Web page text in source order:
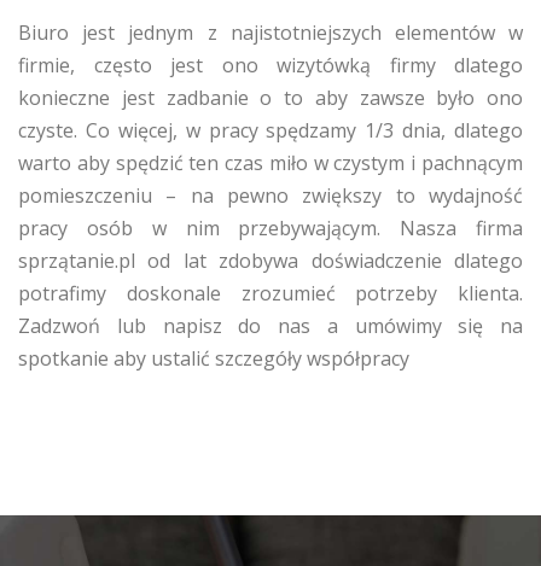
Biuro jest jednym z najistotniejszych elementów w
firmie, często jest ono wizytówką firmy dlatego
konieczne jest zadbanie o to aby zawsze było ono
czyste. Co więcej, w pracy spędzamy 1/3 dnia, dlatego
warto aby spędzić ten czas miło w czystym i pachnącym
pomieszczeniu – na pewno zwiększy to wydajność
pracy osób w nim przebywającym. Nasza firma
sprzątanie.pl od lat zdobywa doświadczenie dlatego
potrafimy doskonale zrozumieć potrzeby klienta.
Zadzwoń lub napisz do nas a umówimy się na
spotkanie aby ustalić szczegóły współpracy